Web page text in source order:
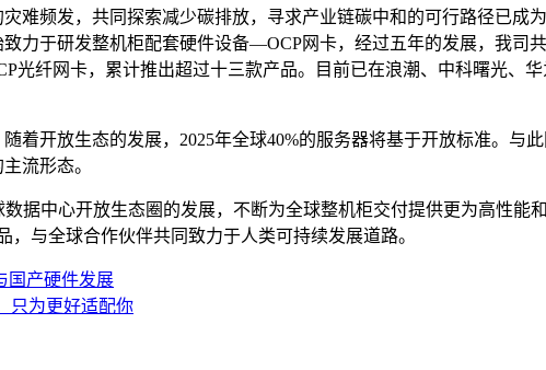
频发，共同探索减少碳排放，寻求产业链碳中和的可行路径已成
力于研发整机柜配套硬件设备—OCP网卡，经过五年的发展，我司
光纤网卡，累计推出超过十三款产品。目前已在浪潮、中科曙光、
开放生态的发展，2025年全球40%的服务器将基于开放标准。与
流形态。
中心开放生态圈的发展，不断为全球整机柜交付提供更为高性能和
，与全球合作伙伴共同致力于人类可持续发展道路。
国产硬件发展
只为更好适配你